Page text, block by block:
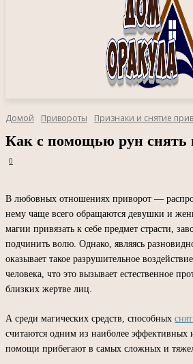
Домой Привороты Признаки и снятие
Как с помощью рун снять
0
В любовных отношениях приворот —
нему чаще всего обращаются девушки и
магии привязать к себе предмет страсти,
подчинить волю. Однако, являясь
оказывает такое разрушительное
человека, что это вызывает естественное
близких жертве лиц.
А среди магических средств, способных
считаются одним из наиболее эффективных
помощи прибегают в самых сложных и